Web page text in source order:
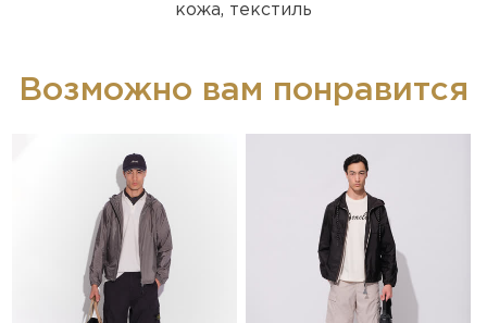
кожа, текстиль
Возможно вам понравится